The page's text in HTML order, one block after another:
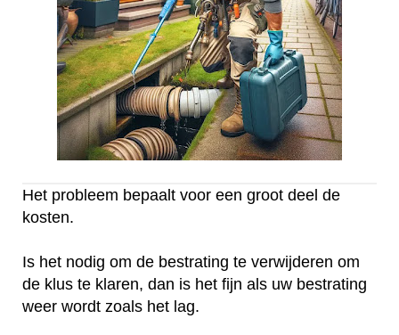
Het probleem bepaalt voor een groot deel de
kosten.
Is het nodig om de bestrating te verwijderen om
de klus te klaren, dan is het fijn als uw bestrating
weer wordt zoals het lag.